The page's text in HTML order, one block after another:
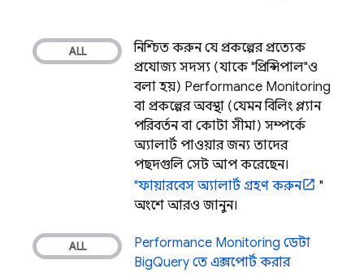
নিশ্চিত করুন যে প্রকল্পের প্রত্যেক
প্রযোজ্য সদস্য (যাকে "প্রিন্সিপাল"ও
বলা হয়) Performance Monitoring
বা প্রকল্পের অবস্থা (যেমন বিলিং প্ল্যান
পরিবর্তন বা কোটা সীমা) সম্পর্কে
অ্যালার্ট পাওয়ার জন্য তাদের
পছন্দগুলি সেট আপ করেছেন।
"ফায়ারবেস অ্যালার্ট গ্রহণ করুন
"
অংশে আরও জানুন।
Performance Monitoring ডেটা
BigQuery তে এক্সপোর্ট করার